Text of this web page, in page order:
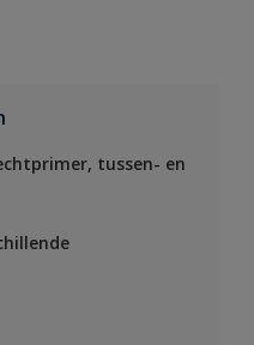
tussen- en